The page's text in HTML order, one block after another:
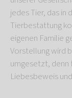
jedes Tier, das in
Tierbestattung
eigenen Familie
Vorstellung wird
umgesetzt, denn
Liebesbeweis